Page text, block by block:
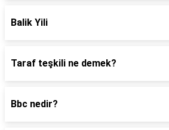
Balik Yili
Taraf teşkili ne demek?
Bbc nedir?